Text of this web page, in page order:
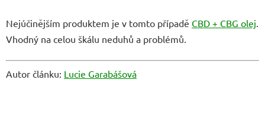
Nejúčinějším produktem je v tomto případě CBD + CBG olej
Vhodný na celou škálu neduhů a problémů.
Autor článku: Lucie Garabášová